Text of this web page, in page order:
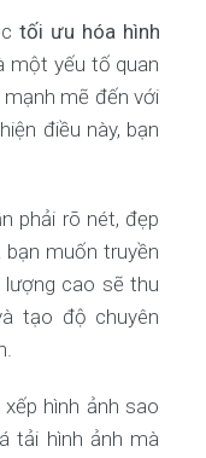
tối ưu hóa hình
một yếu tố quan
mẽ đến với
điều này, bạn
phải rõ nét, đẹp
muốn truyền
lượng cao sẽ thu
tạo độ chuyên
hình ảnh sao
tải hình ảnh mà